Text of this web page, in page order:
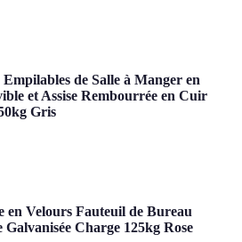
de Salle à Manger en
et Assise Rembourrée en Cuir
Gris
en Velours Fauteuil de Bureau
Charge 125kg Rose